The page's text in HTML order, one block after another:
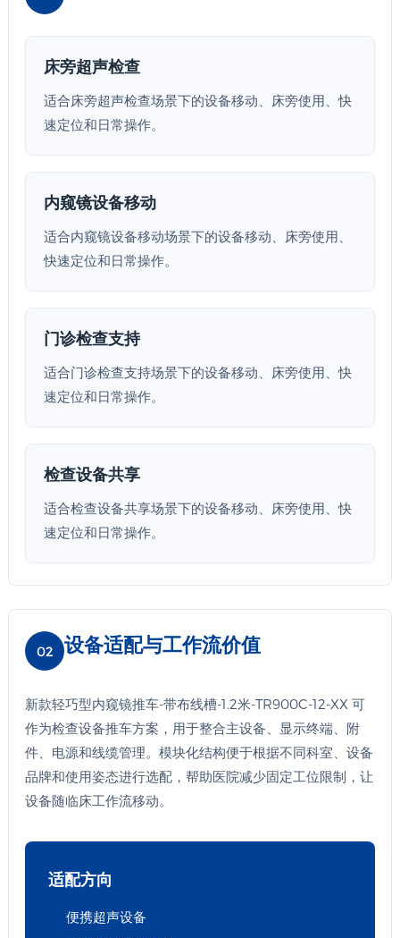
床旁超声检查
适合床旁超声检查场景下的设备移动、床旁使用、快
速定位和日常操作。
内窥镜设备移动
适合内窥镜设备移动场景下的设备移动、床旁使用、
快速定位和日常操作。
门诊检查支持
适合门诊检查支持场景下的设备移动、床旁使用、快
速定位和日常操作。
检查设备共享
适合检查设备共享场景下的设备移动、床旁使用、快
速定位和日常操作。
02 设备适配与工作流价值
新款轻巧型内窥镜推车-带布线槽-1.2米-TR900C-12-XX 可
作为检查设备推车方案，用于整合主设备、显示终端、附
件、电源和线缆管理。模块化结构便于根据不同科室、设备
品牌和使用姿态进行选配，帮助医院减少固定工位限制，让
设备随临床工作流移动。
适配方向
便携超声设备